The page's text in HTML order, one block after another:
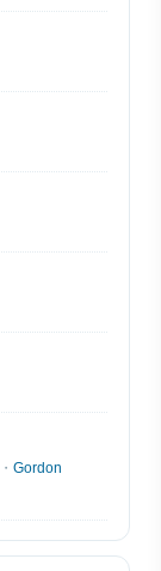
・ Gordon